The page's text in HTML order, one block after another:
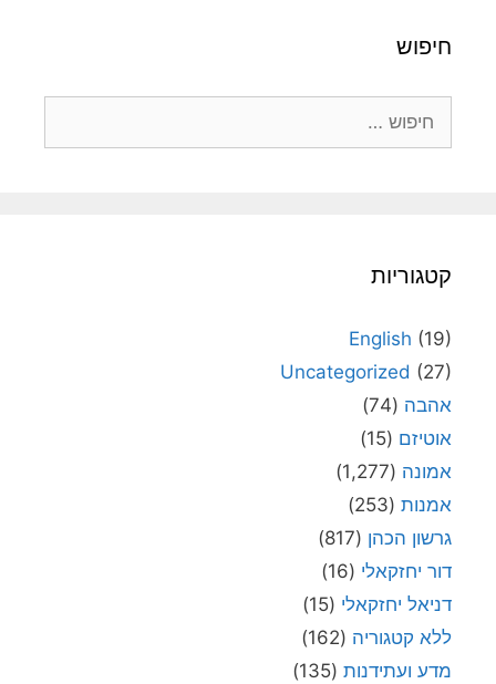
חיפוש
קטגוריות
English (19)
Uncategorized (27)
אהבה (74)
אוטיזם (15)
אמונה (1,277)
אמנות (253)
גרשון הכהן (817)
דור יחזקאלי (16)
דניאל יחזקאלי (15)
ללא קטגוריה (162)
מדע ועתידנות (135)